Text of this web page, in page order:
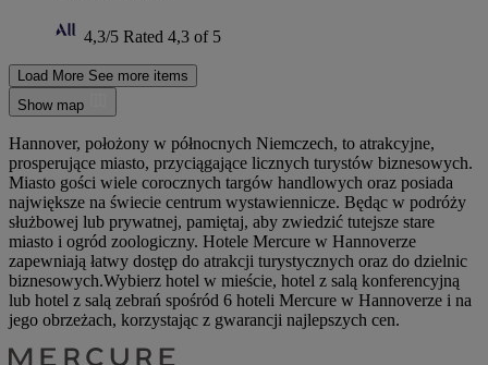
4,3/5 Rated 4,3 of 5
Load More See more items
Show map
Hannover, położony w północnych Niemczech, to atrakcyjne,
prosperujące miasto, przyciągające licznych turystów biznesowych.
Miasto gości wiele corocznych targów handlowych oraz posiada
największe na świecie centrum wystawiennicze. Będąc w podróży
służbowej lub prywatnej, pamiętaj, aby zwiedzić tutejsze stare
miasto i ogród zoologiczny. Hotele Mercure w Hannoverze
zapewniają łatwy dostęp do atrakcji turystycznych oraz do dzielnic
biznesowych.Wybierz hotel w mieście, hotel z salą konferencyjną
lub hotel z salą zebrań spośród 6 hoteli Mercure w Hannoverze i na
jego obrzeżach, korzystając z gwarancji najlepszych cen.